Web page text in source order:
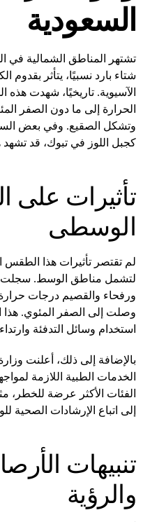
السعودية
تشتهر المناطق الشمالية في
شتاء بارد نسبيًا، يتأثر بقدوم
الآسيوية. تاريخيًا، شهدت
الحرارة إلى ما دون الصفر
وتشكل الصقيع. وفي بعض
كجبل اللوز في تبوك، قد تشهد
تأثيرات على
الوسطى
لم تقتصر تأثيرات هذا الطقس
لتشمل مناطق الوسط. سجلت
ورفحاء والقصيم درجات
وصلت إلى الصفر المئوي.
استخدام وسائل التدفئة
بالإضافة إلى ذلك، أعلنت
الخدمات الطبية اللازمة
الفئات الأكثر عرضة للخطر،
إلى اتباع الإرشادات الصحية
تنبيهات
والرؤية